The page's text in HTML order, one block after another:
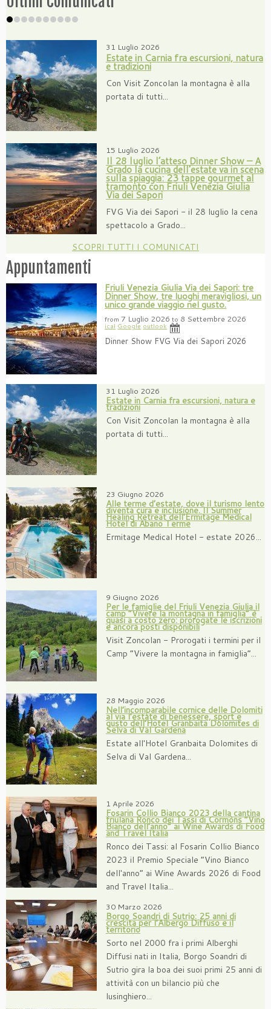
31 Luglio 2026
Estate in Carnia fra escursioni, natura
e tradizioni
Con Visit Zoncolan la montagna è alla
portata di tutti...
15 Luglio 2026
Il 28 luglio l’atteso Dinner Show – A
Grado la cucina dell’estate va in scena
sulla spiaggia: 23 tappe gourmet al
tramonto con Friuli Venezia Giulia
Via dei Sapori
FVG Via dei Sapori - il 28 luglio la cena
spettacolo a Grado...
SCOPRI TUTTI I COMUNICATI
Appuntamenti
Friuli Venezia Giulia Via dei Sapori: tre
Dinner Show, tre luoghi meravigliosi, un
unico grande viaggio nel gusto.
from 7 Luglio 2026 to 8 Settembre 2026
ical Google outlook
Dinner Show FVG Via dei Sapori 2026
31 Luglio 2026
Estate in Carnia fra escursioni, natura e
tradizioni
Con Visit Zoncolan la montagna è alla
portata di tutti...
23 Giugno 2026
Alle terme d’estate, dove il turismo lento
diventa cura e inclusione. Il Summer
Healing Retreat dell’Ermitage Medical
Hotel di Abano Terme
Ermitage Medical Hotel - estate 2026...
9 Giugno 2026
Per le famiglie del Friuli Venezia Giulia il
camp “Vivere la montagna in famiglia” è
quasi a costo zero: prorogate le iscrizioni
e ancora posti disponibili
Visit Zoncolan - Prorogati i termini per il
Camp “Vivere la montagna in famiglia”...
28 Maggio 2026
Nell’incomparabile cornice delle Dolomiti
al via l’estate di benessere, sport e
gusto dell’Hotel Granbaita Dolomites di
Selva di Val Gardena
Estate all'Hotel Granbaita Dolomites di
Selva di Val Gardena...
1 Aprile 2026
Fosarin Collio Bianco 2023 della cantina
friulana Ronco dei Tassi di Cormòns “Vino
Bianco dell’anno” ai Wine Awards di Food
and Travel Italia
Ronco dei Tassi: al Fosarin Collio Bianco
2023 il Premio Speciale “Vino Bianco
dell'anno” ai Wine Awards 2026 di Food
and Travel Italia...
30 Marzo 2026
Borgo Soandri di Sutrio: 25 anni di
crescita per l’Albergo Diffuso e il
territorio
Sorto nel 2000 fra i primi Alberghi
Diffusi nati in Italia, Borgo Soandri di
Sutrio gira la boa dei suoi primi 25 anni di
attività con un bilancio più che
lusinghiero...